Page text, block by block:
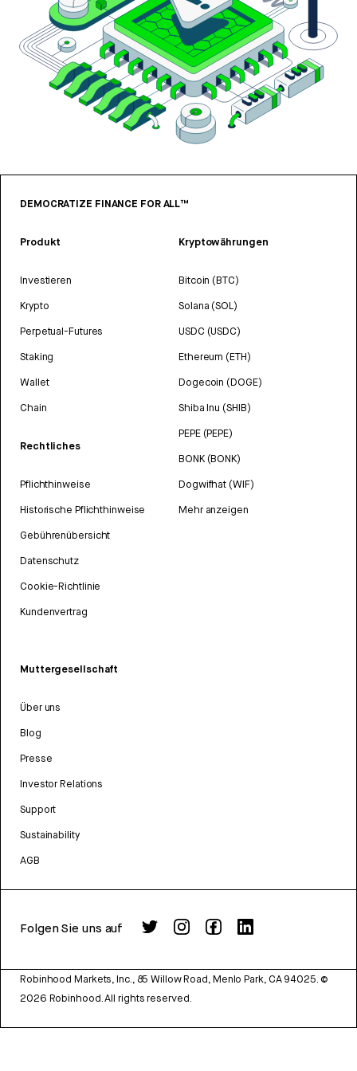
DEMOCRATIZE FINANCE FOR ALL™
Produkt
Investieren
Krypto
Perpetual-Futures
Staking
Wallet
Chain
Rechtliches
Pflichthinweise
Historische Pflichthinweise
Gebührenübersicht
Datenschutz
Cookie-Richtlinie
Kundenvertrag
Kryptowährungen
Bitcoin (BTC)
Solana (SOL)
USDC (USDC)
Ethereum (ETH)
Dogecoin (DOGE)
Shiba Inu (SHIB)
PEPE (PEPE)
BONK (BONK)
Dogwifhat (WIF)
Mehr anzeigen
Muttergesellschaft
Über uns
Blog
Presse
Investor Relations
Support
Sustainability
AGB
Folgen Sie uns auf
Robinhood Markets, Inc., 85 Willow Road, Menlo Park, CA 94025. ©
2026 Robinhood. All rights reserved.